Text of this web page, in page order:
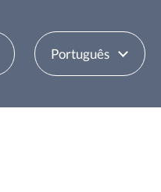
Português